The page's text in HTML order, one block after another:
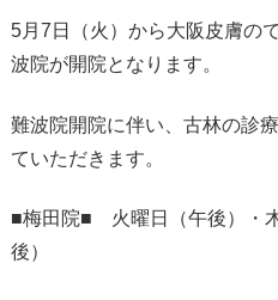
5月7日（火）から大阪皮膚の
波院が開院となります。
難波院開院に伴い、古林の診
ていただきます。
■梅田院■ 火曜日（午後）・
後）